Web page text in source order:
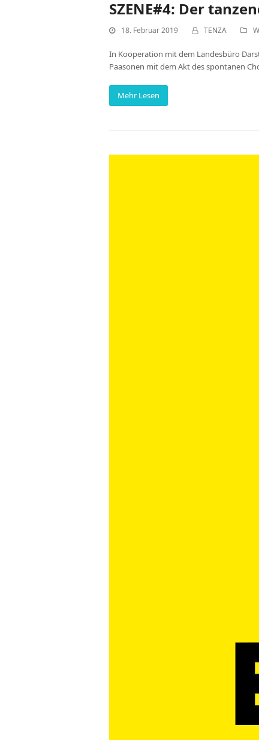
SZENE#4: Der
18. Februar 2019 TENZA
In Kooperation mit dem Landesbüro
Paasonen mit dem Akt des spontanen
Mehr Lesen